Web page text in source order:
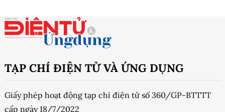
TẠP CHÍ ĐIỆN TỬ VÀ ỨNG DỤNG
Giấy phép hoạt động tạp chí điện tử số 360/GP-BTTTT
cấp ngày 18/7/2022